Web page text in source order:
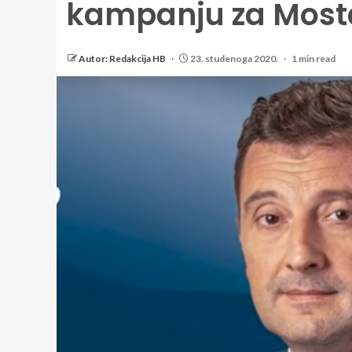
kampanju za
Autor: Redakcija HB 23. studenoga 2020. 1 min read